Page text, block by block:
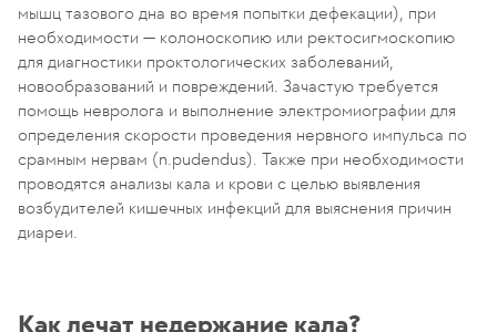
мышц тазового дна во время попытки дефекации), при
необходимости — колоноскопию или ректосигмоскопию
для диагностики проктологических заболеваний,
новообразований и повреждений. Зачастую требуется
помощь невролога и выполнение электромиографии для
определения скорости проведения нервного импульса по
срамным нервам (n.рudendus). Также при необходимости
проводятся анализы кала и крови с целью выявления
возбудителей кишечных инфекций для выяснения причин
диареи.
Как лечат недержание кала?